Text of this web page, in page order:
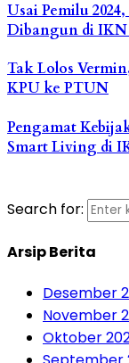
Usai Pemilu
Dibangun di
Tak Lolos
KPU ke PTUN
Pengamat
Smart Living di
Search for:
Arsip Berita
Desember
November
Oktober